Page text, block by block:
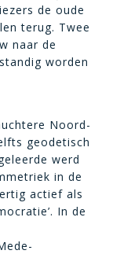
de oude
terug. Twee
naar de
worden
Noord-
geodetisch
werd
in de
actief als
In de